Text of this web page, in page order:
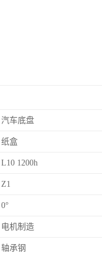
汽车底盘
纸盒
L10 1200h
Z1
0°
电机制造
轴承钢